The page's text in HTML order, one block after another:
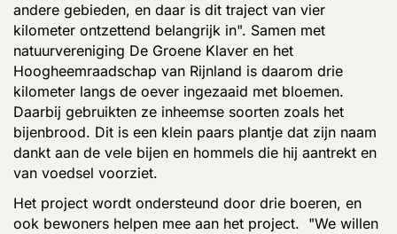
andere gebieden, en daar is dit traject van vier
kilometer ontzettend belangrijk in". Samen met
natuurvereniging De Groene Klaver en het
Hoogheemraadschap van Rijnland is daarom drie
kilometer langs de oever ingezaaid met bloemen.
Daarbij gebruikten ze inheemse soorten zoals het
bijenbrood. Dit is een klein paars plantje dat zijn naam
dankt aan de vele bijen en hommels die hij aantrekt en
van voedsel voorziet.
Het project wordt ondersteund door drie boeren, en
ook bewoners helpen mee aan het project. "We willen